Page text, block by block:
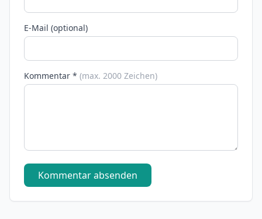
E-Mail (optional)
Kommentar * (max. 2000 Zeichen)
Kommentar absenden